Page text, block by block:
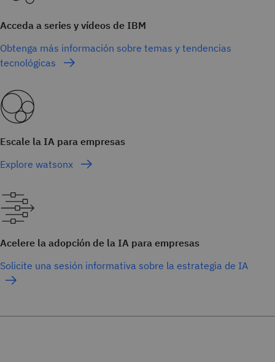
Acceda a series y vídeos de IBM
Obtenga más información sobre temas y tendencias
tecnológicas
Escale la IA para empresas
Explore watsonx
Acelere la adopción de la IA para empresas
Solicite una sesión informativa sobre la estrategia de IA